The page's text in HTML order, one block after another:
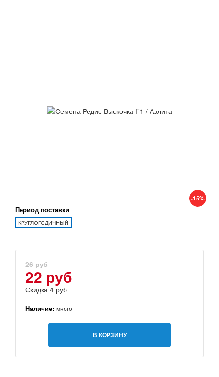
-15%
Период поставки
КРУГЛОГОДИЧНЫЙ
26 руб
22 руб
Скидка 4 руб
Наличие: много
В КОРЗИНУ